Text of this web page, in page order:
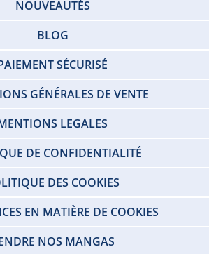
NOUVEAUTÉS
BLOG
SÉCURISÉ
GÉNÉRALES DE VENTE
LEGALES
DE CONFIDENTIALITÉ
DES COOKIES
EN MATIÈRE DE COOKIES
NOS MANGAS